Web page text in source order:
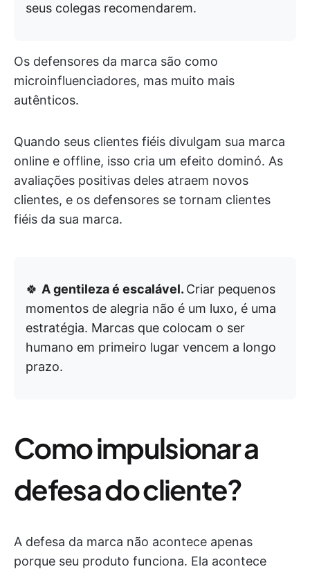
seus colegas recomendarem.
Os defensores da marca são como
microinfluenciadores, mas muito mais
autênticos.
Quando seus clientes fiéis divulgam sua marca
online e offline, isso cria um efeito dominó. As
avaliações positivas deles atraem novos
clientes, e os defensores se tornam clientes
fiéis da sua marca.
🍀 A gentileza é escalável. Criar pequenos
momentos de alegria não é um luxo, é uma
estratégia. Marcas que colocam o ser
humano em primeiro lugar vencem a longo
prazo.
Como impulsionar a
defesa do cliente?
A defesa da marca não acontece apenas
porque seu produto funciona. Ela acontece